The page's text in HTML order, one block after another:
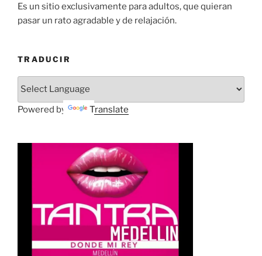
Es un sitio exclusivamente para adultos, que quieran
pasar un rato agradable y de relajación.
TRADUCIR
Powered by Translate